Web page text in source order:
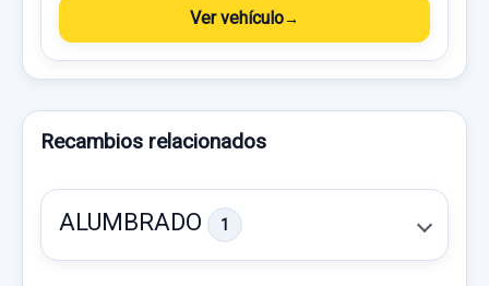
Ver vehículo
Recambios relacionados
ALUMBRADO 1